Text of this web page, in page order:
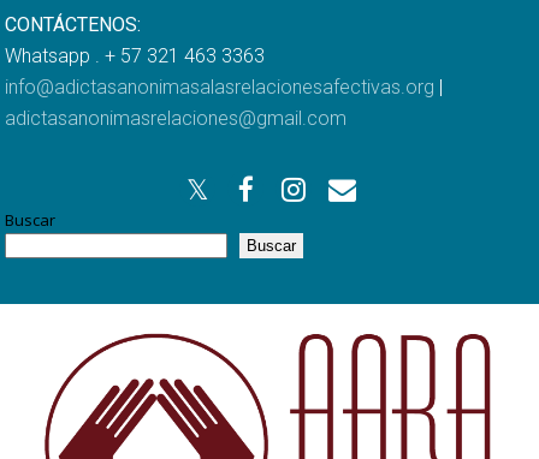
CONTÁCTENOS:
Whatsapp . + 57 321 463 3363
info@adictasanonimasalasrelacionesafectivas.org |
adictasanonimasrelaciones@gmail.com
Buscar
Buscar